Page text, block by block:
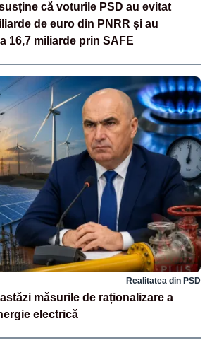
că voturile PSD au evitat
de euro din PNRR și au
16,7 miliarde prin SAFE
Realitatea din PSD
măsurile de raționalizare a
electrică